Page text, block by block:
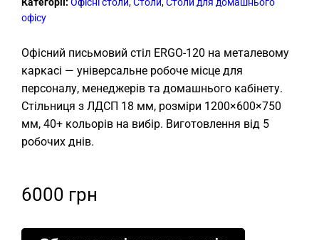
Категорії: Офісні столи,Столи,Столи для домашнього
офісу
Офісний письмовий стіл ERGO-120 на металевому
каркасі — універсальне робоче місце для
персоналу, менеджерів та домашнього кабінету.
Стільниця з ЛДСП 18 мм, розміри 1200×600×750
мм, 40+ кольорів на вибір. Виготовлення від 5
робочих днів.
6000 грн